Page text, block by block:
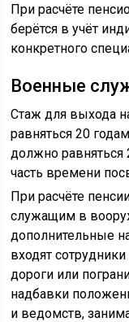
При расчёте
берётся в учёт
конкретного
Военные
Стаж для выхода
равняться 20
должно равняться
часть времени
При расчёте
служащим в
дополнительные
входят
дороги или
надбавки
и ведомств,